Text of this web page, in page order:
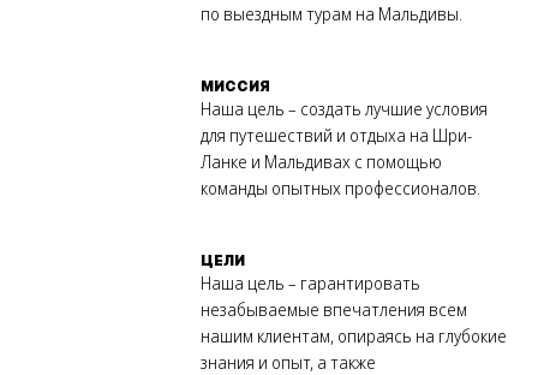
по выездным турам на Мальдивы.
МИССИЯ
Наша цель – создать лучшие условия
для путешествий и отдыха на Шри-
Ланке и Мальдивах с помощью
команды опытных профессионалов.
ЦЕЛИ
Наша цель – гарантировать
незабываемые впечатления всем
нашим клиентам, опираясь на глубокие
знания и опыт, а также